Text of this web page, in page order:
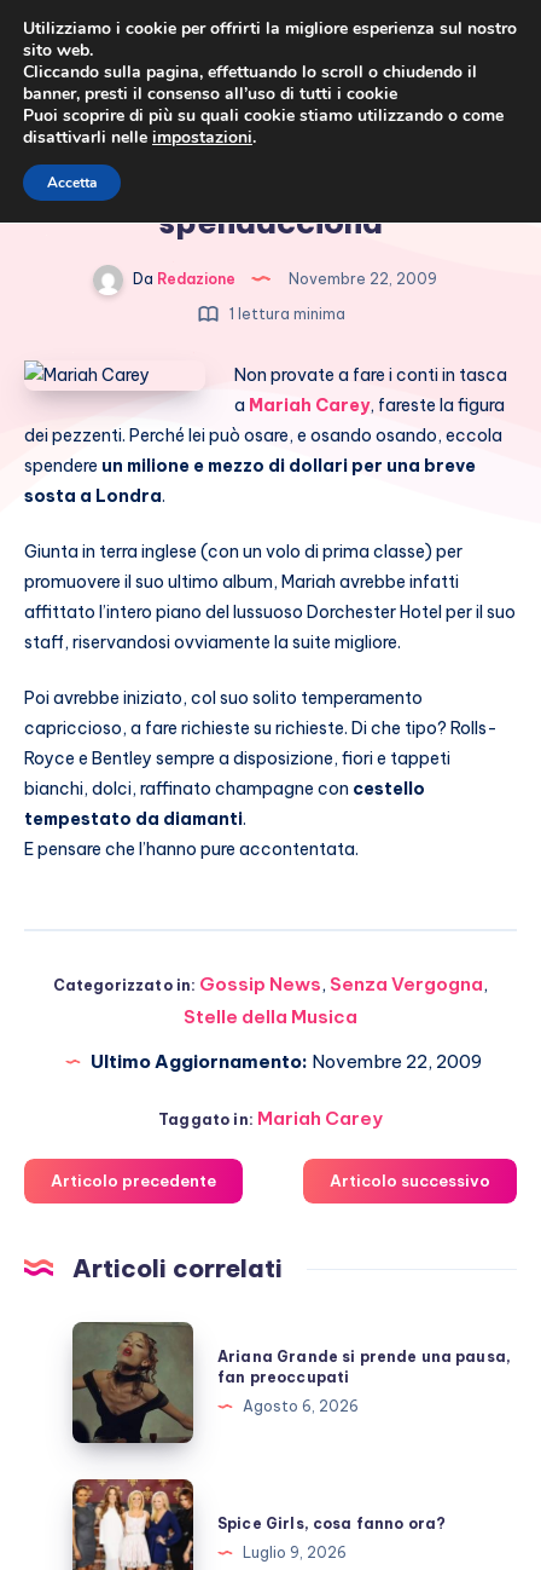
Mariah Carey è una
spendacciona
Da Redazione
Novembre 22, 2009
1 lettura minima
Non provate a fare i conti in tasca
a Mariah Carey, fareste la figura
dei pezzenti. Perché lei può osare, e osando osando, eccola
spendere un milione e mezzo di dollari per una breve
sosta a Londra.
Giunta in terra inglese (con un volo di prima classe) per
promuovere il suo ultimo album, Mariah avrebbe infatti
affittato l’intero piano del lussuoso Dorchester Hotel per il suo
staff, riservandosi ovviamente la suite migliore.
Poi avrebbe iniziato, col suo solito temperamento
capriccioso, a fare richieste su richieste. Di che tipo? Rolls-
Royce e Bentley sempre a disposizione, fiori e tappeti
bianchi, dolci, raffinato champagne con cestello
tempestato da diamanti.
E pensare che l’hanno pure accontentata.
Categorizzato in: Gossip News, Senza Vergogna,
Stelle della Musica
Ultimo Aggiornamento: Novembre 22, 2009
Taggato in: Mariah Carey
Articolo precedente Articolo successivo
Articoli correlati
Ariana
Grande
si
prende
una
pausa,
fan
preoccupati
Ariana Grande si prende una pausa,
fan preoccupati
Agosto 6, 2026
Spice
Girls,
cosa
Spice Girls, cosa fanno ora?
Luglio 9, 2026
Utilizziamo i cookie per offrirti la migliore esperienza sul nostro
sito web.
Cliccando sulla pagina, effettuando lo scroll o chiudendo il
banner, presti il consenso all’uso di tutti i cookie
Puoi scoprire di più su quali cookie stiamo utilizzando o come
disattivarli nelle impostazioni.
Accetta